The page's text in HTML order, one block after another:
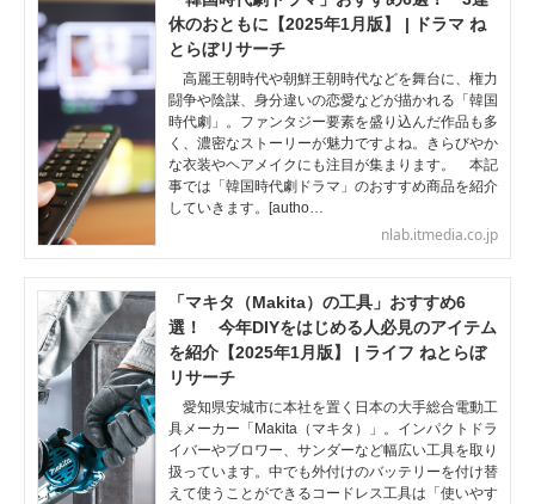
休のおともに【2025年1月版】 | ドラマ ね
とらぼリサーチ
高麗王朝時代や朝鮮王朝時代などを舞台に、権力
闘争や陰謀、身分違いの恋愛などが描かれる「韓国
時代劇」。ファンタジー要素を盛り込んだ作品も多
く、濃密なストーリーが魅力ですよね。きらびやか
な衣装やヘアメイクにも注目が集まります。 本記
事では「韓国時代劇ドラマ」のおすすめ商品を紹介
していきます。[autho…
nlab.itmedia.co.jp
「マキタ（Makita）の工具」おすすめ6
選！ 今年DIYをはじめる人必見のアイテム
を紹介【2025年1月版】 | ライフ ねとらぼ
リサーチ
愛知県安城市に本社を置く日本の大手総合電動工
具メーカー「Makita（マキタ）」。インパクトドラ
イバーやブロワー、サンダーなど幅広い工具を取り
扱っています。中でも外付けのバッテリーを付け替
えて使うことができるコードレス工具は「使いやす